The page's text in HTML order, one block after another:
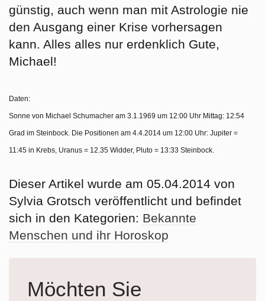
günstig, auch wenn man mit Astrologie nie
den Ausgang einer Krise vorhersagen
kann. Alles alles nur erdenklich Gute,
Michael!
Daten:
Sonne von Michael Schumacher am 3.1.1969 um 12:00 Uhr Mittag: 12:54
Grad im Steinbock. Die Positionen am 4.4.2014 um 12:00 Uhr: Jupiter =
11:45 in Krebs, Uranus = 12.35 Widder, Pluto = 13:33 Steinbock.
Dieser Artikel wurde am 05.04.2014 von
Sylvia Grotsch veröffentlicht und befindet
sich in den Kategorien: Bekannte
Menschen und ihr Horoskop
Möchten Sie